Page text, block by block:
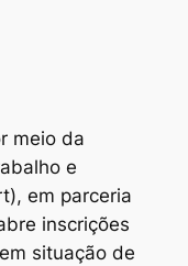
meio da
e
em parceria
inscrições
situação de